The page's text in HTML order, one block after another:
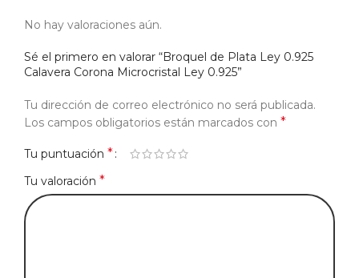
No hay valoraciones aún.
Sé el primero en valorar “Broquel de Plata Ley 0.925
Calavera Corona Microcristal Ley 0.925”
Tu dirección de correo electrónico no será publicada.
Los campos obligatorios están marcados con *
Tu puntuación *
Tu valoración *